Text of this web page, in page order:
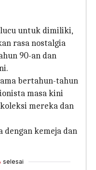
lucu untuk dimiliki,
rasa nostalgia
90-an dan
bertahun-tahun
masa kini
mereka dan
dengan kemeja dan
selesai